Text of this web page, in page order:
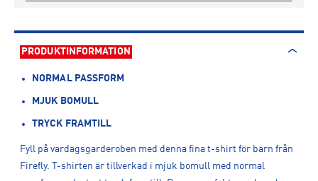
PRODUKTINFORMATION
NORMAL PASSFORM
MJUK BOMULL
TRYCK FRAMTILL
Fyll på vardagsgarderoben med denna fina t-shirt för barn från
Firefly. T-shirten är tillverkad i mjuk bomull med normal